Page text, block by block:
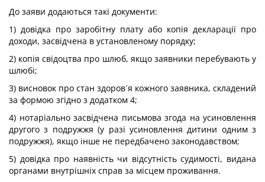
До заяви додаються такі документи:
1) довідка про заробітну плату або копія декларації про
доходи, засвідчена в установленому порядку;
2) копія свідоцтва про шлюб, якщо заявники перебувають у
шлюбі;
3) висновок про стан здоров´я кожного заявника, складений
за формою згідно з додатком 4;
4) нотаріально засвідчена письмова згода на усиновлення
другого з подружжя (у разі усиновлення дитини одним з
подружжя), якщо інше не передбачено законодавством;
5) довідка про наявність чи відсутність судимості, видана
органами внутрішніх справ за місцем проживання.